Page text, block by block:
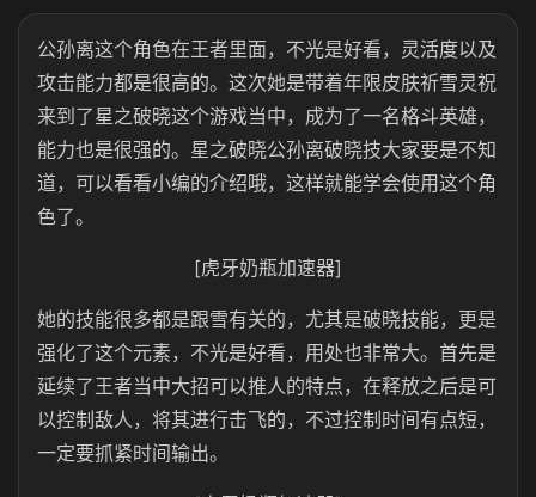
公孙离这个角色在王者里面，不光是好看，灵活度以及
攻击能力都是很高的。这次她是带着年限皮肤祈雪灵祝
来到了星之破晓这个游戏当中，成为了一名格斗英雄，
能力也是很强的。星之破晓公孙离破晓技大家要是不知
道，可以看看小编的介绍哦，这样就能学会使用这个角
色了。
[虎牙奶瓶加速器]
她的技能很多都是跟雪有关的，尤其是破晓技能，更是
强化了这个元素，不光是好看，用处也非常大。首先是
延续了王者当中大招可以推人的特点，在释放之后是可
以控制敌人，将其进行击飞的，不过控制时间有点短，
一定要抓紧时间输出。